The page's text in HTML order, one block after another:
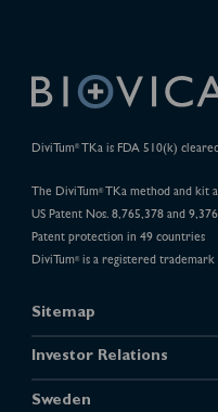
DiviTum®TKa is FDA 510(k)
The DiviTum®TKa method and kit
US Patent Nos. 8,765,378 and
Patent protection in 49 countries
DiviTum®is a registered trademark
Sitemap
Investor Relations
Sweden